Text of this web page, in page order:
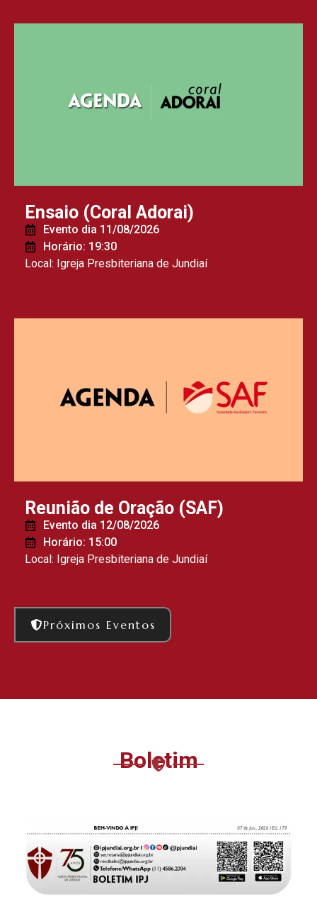
Ensaio (Coral Adorai)
Evento dia 11/08/2026
Horário: 19:30
Local: Igreja Presbiteriana de Jundiaí
Reunião de Oração (SAF)
Evento dia 12/08/2026
Horário: 15:00
Local: Igreja Presbiteriana de Jundiaí
Próximos Eventos
Boletim